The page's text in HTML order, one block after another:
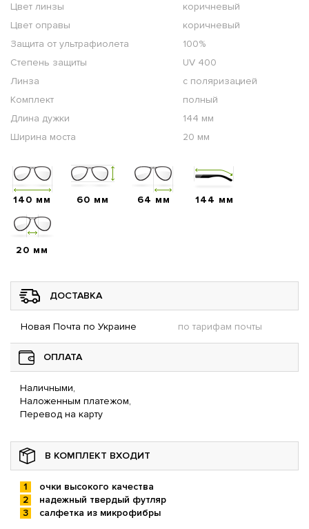
Цвет линзы
коричневый
Цвет оправы
коричневый
Защита от ультрафиолета
100%
Степень защиты
UV 400
Линза
с поляризацией
Комплект
полный
Длина дужки
144 мм
Ширина моста
20 мм
140 мм 60 мм 64 мм 144 мм
20 мм
ДОСТАВКА
Новая Почта по Украине по тарифам почты
ОПЛАТА
Наличными,
Наложенным платежом,
Перевод на карту
В КОМПЛЕКТ ВХОДИТ
очки высокого качества
надежный твердый футляр
салфетка из микрофибры